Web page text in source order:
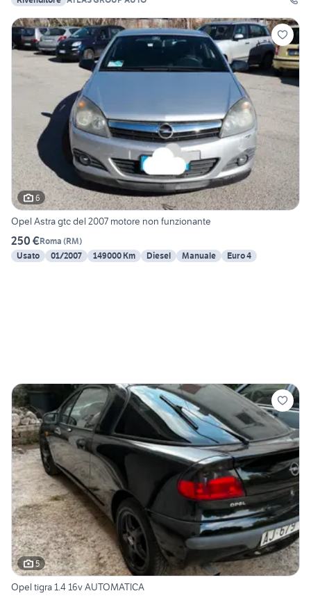
6
Opel Astra gtc del 2007 motore non funzionante
250 €Roma (RM)
Usato
01/2007 149000 Km Diesel Manuale Euro 4
5
Opel tigra 1.4 16v AUTOMATICA